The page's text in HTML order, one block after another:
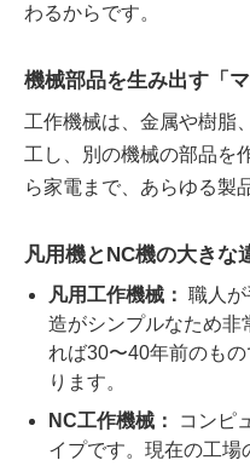
わるからです。
機械部品を生み出す「マ
工作機械は、金属や樹脂
工し、別の機械の部品を
ら家電まで、あらゆる製
凡用機とNC機の大きな
凡用工作機械： 職人
造がシンプルなため非
れば30〜40年前のも
ります。
NC工作機械：
コンピ
イプです。現在の工場